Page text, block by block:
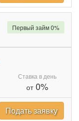
Ставка в день
от0%
Первый займ 0%
Подать заявку